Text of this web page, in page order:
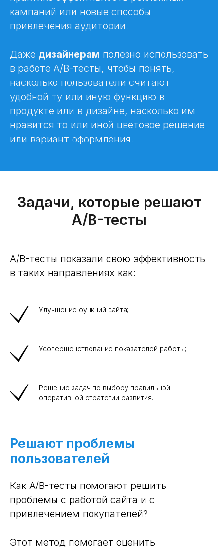
кампаний или новые способы
привлечения аудитории.
Даже дизайнерам полезно использовать
в работе A/B-тесты, чтобы понять,
насколько пользователи считают
удобной ту или иную функцию в
продукте или в дизайне, насколько им
нравится то или иной цветовое решение
или вариант оформления.
Задачи, которые решают
A/B-тесты
A/B-тесты показали свою эффективность
в таких направлениях как:
Улучшение функций сайта;
Усовершенствование показателей работы;
Решение задач по выбору правильной
оперативной стратегии развития.
Решают проблемы
пользователей
Как A/B-тесты помогают решить
проблемы с работой сайта и с
привлечением покупателей?
Этот метод помогает оценить